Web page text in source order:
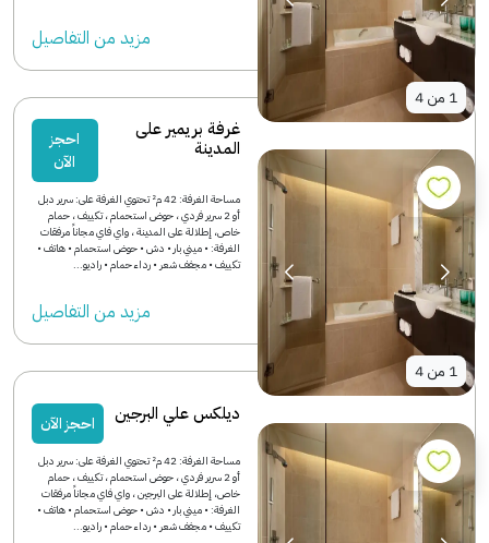
1 من4
مزید من التفاصیل
1 من4
غرفة بريمير على
المدينة
احجز
الآن
مساحة الغرفة: 42 م² تحتوي الغرفة على: سرير دبل
أو 2 سرير فردي ، حوض استحمام ، تكييف ، حمام
خاص، إطلالة على المدينة ، واي فاي مجاناً مرفقات
الغرفة: • ميني بار • دش • حوض استحمام • هاتف •
تكييف • مجفف شعر • رداء حمام • راديو...
مزید من التفاصیل
ديلكس علي البرجين احجز الآن
مساحة الغرفة: 42 م² تحتوي الغرفة على: سرير دبل
أو 2 سرير فردي ، حوض استحمام ، تكييف ، حمام
خاص، إطلالة على البرجين ، واي فاي مجاناً مرفقات
الغرفة: • ميني بار • دش • حوض استحمام • هاتف •
تكييف • مجفف شعر • رداء حمام • راديو...